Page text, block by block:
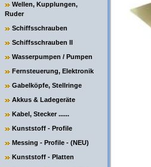
Wellen, Kupplungen,
Ruder
Schiffsschrauben
Schiffsschrauben II
Wasserpumpen / Pumpen
Fernsteuerung, Elektronik
Gabelköpfe, Stellringe
Akkus & Ladegeräte
Kabel, Stecker ......
Kunststoff - Profile
Messing - Profile - (NEU)
Kunststoff - Platten